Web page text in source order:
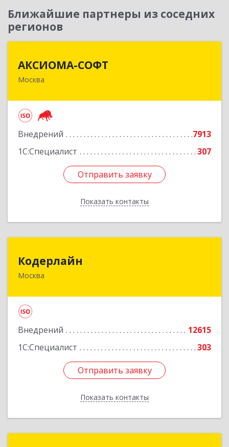
Ближайшие партнеры из соседних
регионов
АКСИОМА-СОФТ
Москва
Внедрений
7913
1С:Специалист
307
Отправить заявку
Показать контакты
105066, Москва г, вн.тер.г. муниципальный
Подробнее
Отправить заявку
Назад
Кодерлайн
Москва
Внедрений
12615
1С:Специалист
303
Отправить заявку
Показать контакты
107023, Москва г, Семеновская Б. ул, дом № 43,
Отправить заявку
Назад